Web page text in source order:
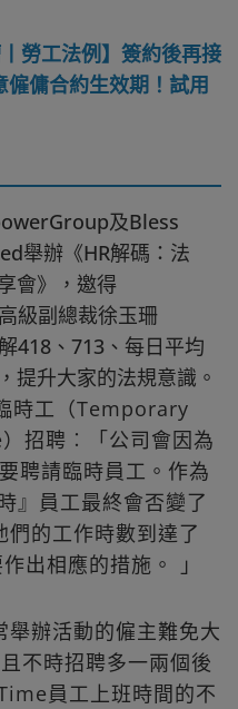
勞工法例】簽約後再接
傭合約生效期！試用
及Bless
舉辦《HR解碼：法
會》，邀得
級副總裁徐玉珊
418、713、每日平均
提升大家的法規意識。
時工（Temporary
招聘︰「公司會因為
聘請臨時員工。作為
』員工最終會否變了
們的工作時數到達了
出相應的措施。 」
辦活動的僱主難免大
不時招聘多一兩個後
員工上班時間的不